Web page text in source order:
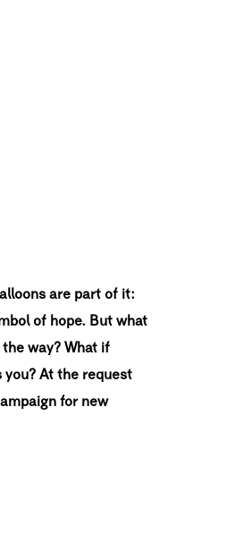
are part of it:
of hope. But what
way? What if
you? At the request
for new